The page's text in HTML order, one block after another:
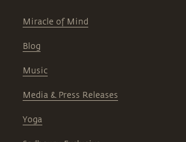
Miracle of Mind
Blog
Music
Media & Press Releases
Yoga